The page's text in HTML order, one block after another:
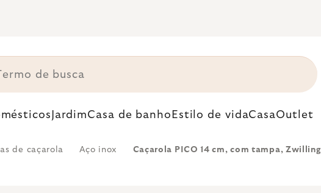
JardimCasa de banho Estilo de vidaCasaOutlet
de caçarola Aço inox Caçarola PICO 14 cm, com tampa, Zwilling